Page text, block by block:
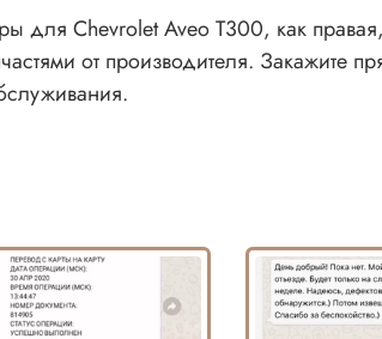
для Chevrolet Aveo T300, как
от производителя. Закажите